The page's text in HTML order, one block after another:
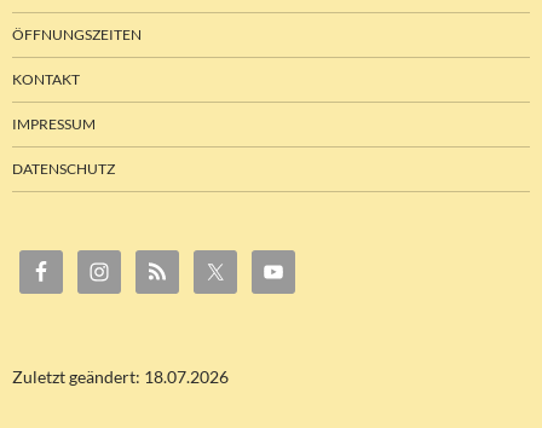
ÖFFNUNGSZEITEN
KONTAKT
IMPRESSUM
DATENSCHUTZ
Zuletzt geändert: 18.07.2026